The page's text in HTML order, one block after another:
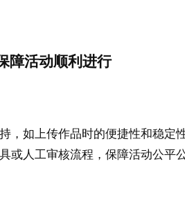
障活动顺利进行
，如上传作品时的便捷性和稳定性
或人工审核流程，保障活动公平公